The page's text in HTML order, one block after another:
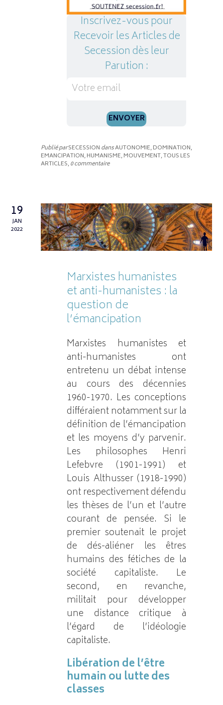
Inscrivez-vous pour
Recevoir les Articles de
Secession dès leur
Parution :
Publié parSECESSION dansAUTONOMIE, DOMINATION,
EMANCIPATION, HUMANISME, MOUVEMENT, TOUS LES
ARTICLES,0 commentaire
19
JAN
2022
Marxistes humanistes
et anti-humanistes : la
question de
l’émancipation
Marxistes humanistes et
anti-humanistes ont
entretenu un débat intense
au cours des décennies
1960-1970. Les conceptions
différaient notamment sur la
définition de l’émancipation
et les moyens d’y parvenir.
Les philosophes Henri
Lefebvre (1901-1991) et
Louis Althusser (1918-1990)
ont respectivement défendu
les thèses de l’un et l’autre
courant de pensée. Si le
premier soutenait le projet
de dés-aliéner les êtres
humains des fétiches de la
société capitaliste. Le
second, en revanche,
militait pour développer
une distance critique à
l’égard de l’idéologie
capitaliste.
Libération de l’être
humain ou lutte des
classes